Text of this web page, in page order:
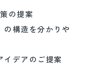
の提案
の構造を分かりや
イデアのご提案